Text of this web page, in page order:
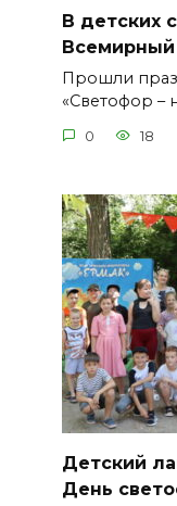
В детских
Прошли
«Светофор –
0 18
Детский
День